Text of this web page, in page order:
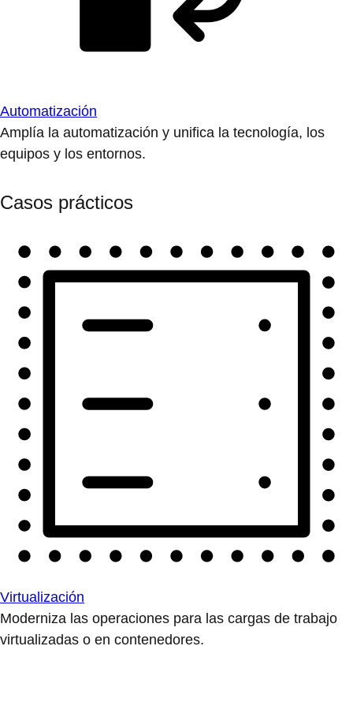
Automatización
Amplía la automatización y unifica la tecnología, los
equipos y los entornos.
Casos prácticos
Virtualización
Moderniza las operaciones para las cargas de trabajo
virtualizadas o en contenedores.